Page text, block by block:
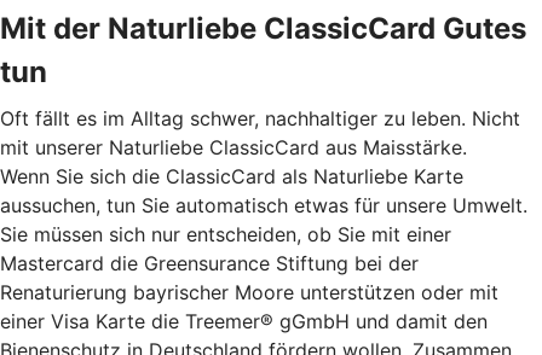
Mit der Naturliebe ClassicCard Gutes
tun
Oft fällt es im Alltag schwer, nachhaltiger zu leben. Nicht
mit unserer Naturliebe ClassicCard aus Maisstärke.
Wenn Sie sich die ClassicCard als Naturliebe Karte
aussuchen, tun Sie automatisch etwas für unsere Umwelt.
Sie müssen sich nur entscheiden, ob Sie mit einer
Mastercard die Greensurance Stiftung bei der
Renaturierung bayrischer Moore unterstützen oder mit
einer Visa Karte die Treemer® gGmbH und damit den
Bienenschutz in Deutschland fördern wollen. Zusammen